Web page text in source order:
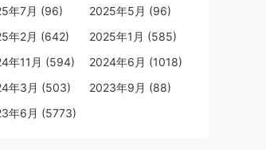
年7月 (96)
2025年5月 (96)
年2月 (642)
2025年1月 (585)
年11月 (594)
2024年6月 (1018)
年3月 (503)
2023年9月 (88)
年6月 (5773)